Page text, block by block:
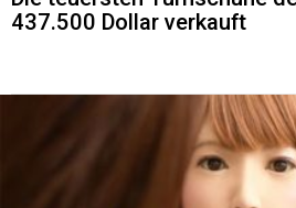
437.500 Dollar verkauft